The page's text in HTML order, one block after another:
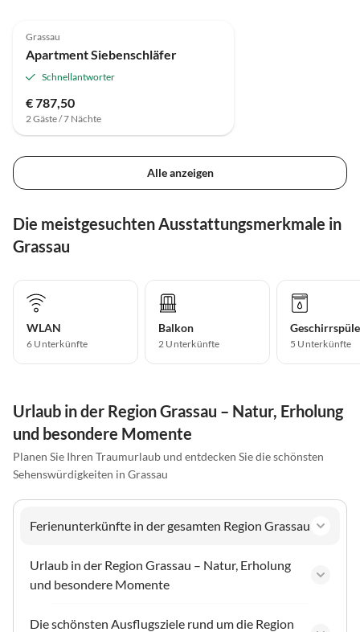
Grassau
Apartment Siebenschläfer
Schnellantworter
€ 787,50
2 Gäste / 7 Nächte
Alle anzeigen
Die meistgesuchten Ausstattungsmerkmale in
Grassau
WLAN
6 Unterkünfte
Balkon
2 Unterkünfte 5 Unterkünfte
Urlaub in der Region Grassau – Natur, Erholung
und besondere Momente
Planen Sie Ihren Traumurlaub und entdecken Sie die schönsten
Sehenswürdigkeiten in Grassau
Ferienunterkünfte in der gesamten Region Grassau
Urlaub in der Region Grassau – Natur, Erholung
und besondere Momente
Die schönsten Ausflugsziele rund um die Region